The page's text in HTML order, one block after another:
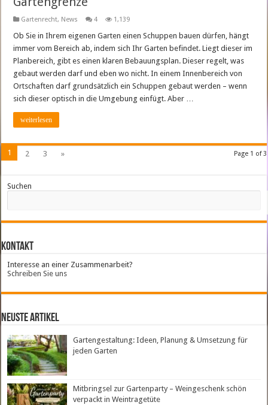
Gartenrecht, News 4 1,139
Ob Sie in Ihrem eigenen Garten einen Schuppen bauen dürfen, hängt
immer vom Bereich ab, indem sich Ihr Garten befindet. Liegt dieser im
Planbereich, gibt es einen klaren Bebauungsplan. Dieser regelt, was
gebaut werden darf und eben wo nicht. In einem Innenbereich von
Ortschaften darf grundsätzlich ein Schuppen gebaut werden – wenn
sich dieser optisch in die Umgebung einfügt. Aber …
weiterlesen
Page 1 of 3
1 2 3 »
Suchen
Kontakt
Interesse an einer Zusammenarbeit?
Schreiben Sie uns
neuste Artikel
Gartengestaltung: Ideen, Planung & Umsetzung für
jeden Garten
Mitbringsel zur Gartenparty – Weingeschenk schön
verpackt in Weintragetüte